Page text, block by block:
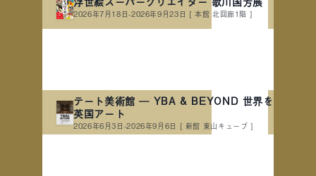
2026年7月18日-2026年9月23日 [ 本館 北回廊1階 ]
テート美術館 ― YBA & BEYOND 世界を変えた
英国アート
2026年6月3日-2026年9月6日 [ 新館 東山キューブ ]